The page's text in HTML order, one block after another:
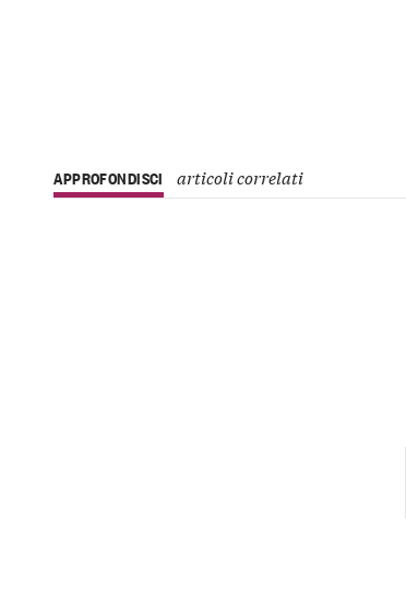
APPROFONDISCI articoli correlati